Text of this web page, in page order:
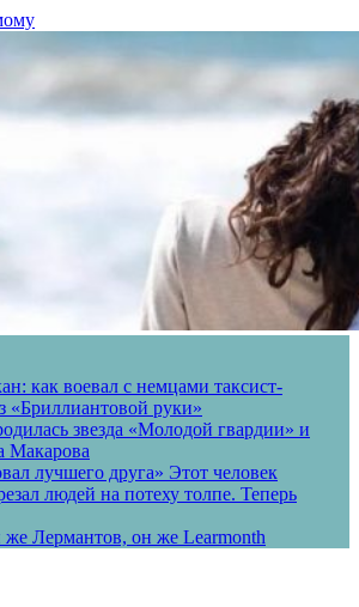
как воевал с немцами таксист-
«Бриллиантовой руки»
звезда «Молодой гвардии» и
Макарова
лучшего друга» Этот человек
людей на потеху толпе. Теперь
Лермантов, он же Learmonth